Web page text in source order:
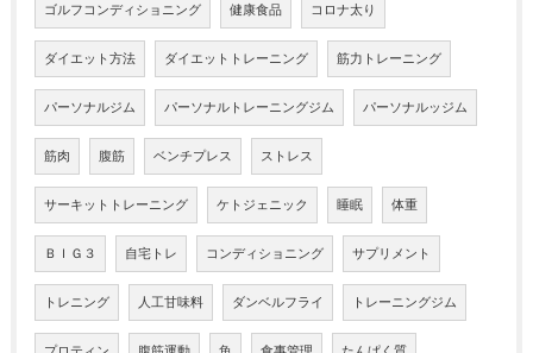
ゴルフコンディショニング 健康食品 コロナ太り
ダイエット方法 ダイエットトレーニング 筋力トレーニング
パーソナルジム パーソナルトレーニングジム パーソナルッジム
筋肉 腹筋 ベンチプレス ストレス
サーキットトレーニング ケトジェニック 睡眠 体重
ＢＩＧ３ 自宅トレ コンディショニング サプリメント
トレニング 人工甘味料 ダンベルフライ トレーニングジム